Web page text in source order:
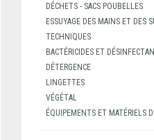
DÉCHETS - SACS POUBELLES
ESSUYAGE DES MAINS ET DES
TECHNIQUES
BACTÉRICIDES ET
DÉTERGENCE
LINGETTES
VÉGÉTAL
ÉQUIPEMENTS ET MATÉRIELS